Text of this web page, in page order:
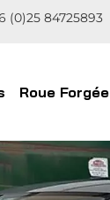
(0)25 84725893
Roue Forgée